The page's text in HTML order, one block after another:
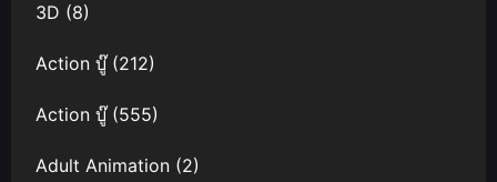
3D (8)
Action บู๊(212)
Action บู๊(555)
Adult Animation (2)